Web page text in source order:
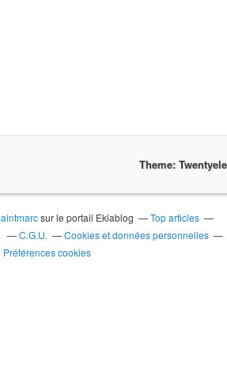
Theme:
sur le portail Eklablog
Top articles
C.G.U.
Cookies et données personnelles
Préférences cookies